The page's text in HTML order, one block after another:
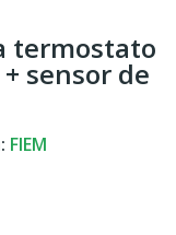
termostato
sensor de
FIEM